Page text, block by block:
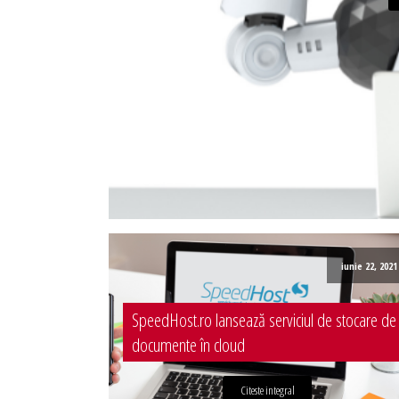
iunie 22, 2021
SpeedHost.ro lansează serviciul de stocare de
documente în cloud
Citeste integral